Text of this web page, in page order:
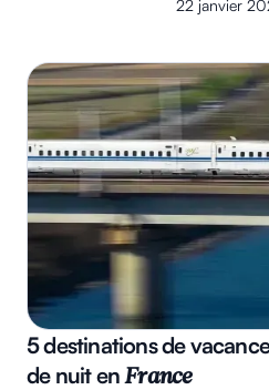
22 janvier
5 destinations de
de nuit en France